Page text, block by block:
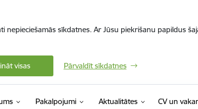
nepieciešamās sīkdatnes. Ar Jūsu piekrišanu papildus
visas Pārvaldīt sīkdatnes
Pakalpojumi Aktualitātes CV un